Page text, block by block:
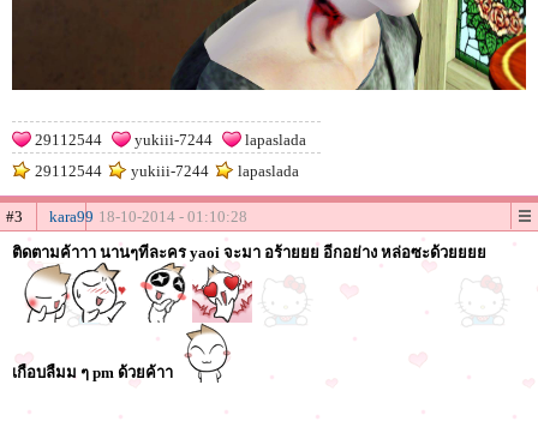
29112544 yukiii-7244
lapaslada
29112544
yukiii-7244 lapaslada
#3 kara99 18-10-2014 - 01:10:28
ติดตามค้าาา นานๆทีละคร yaoi จะมา อร้ายยย อีกอย่าง หล่อซะด้วยยยย
เกือบลืมม ๆ pm ด้วยค้าา